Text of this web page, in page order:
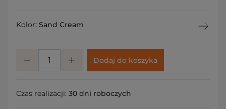
Kolor: Sand Cream
Dodaj do koszyka
Czas realizacji: 30 dni roboczych